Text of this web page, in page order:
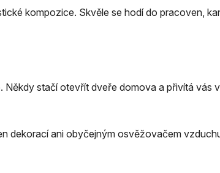
kompozice. Skvěle se hodí do pracoven,
stačí otevřít dveře domova a přivítá vás
dekorací ani obyčejným osvěžovačem